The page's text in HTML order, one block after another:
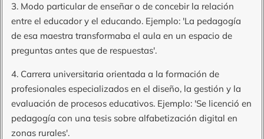
3. Modo particular de enseñar o de concebir la relación
entre el educador y el educando. Ejemplo: 'La pedagogía
de esa maestra transformaba el aula en un espacio de
preguntas antes que de respuestas'.
4. Carrera universitaria orientada a la formación de
profesionales especializados en el diseño, la gestión y la
evaluación de procesos educativos. Ejemplo: 'Se licenció en
pedagogía con una tesis sobre alfabetización digital en
zonas rurales'.